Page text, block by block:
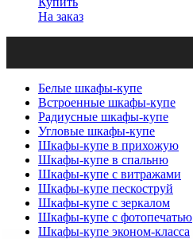
На заказ
Белые шкафы-купе
Встроенные шкафы-купе
Радиусные шкафы-купе
Угловые шкафы-купе
Шкафы-купе в прихожую
Шкафы-купе в спальню
Шкафы-купе с витражами
Шкафы-купе пескоструй
Шкафы-купе с зеркалом
Шкафы-купе с фотопечатью
Шкафы-купе эконом-класса